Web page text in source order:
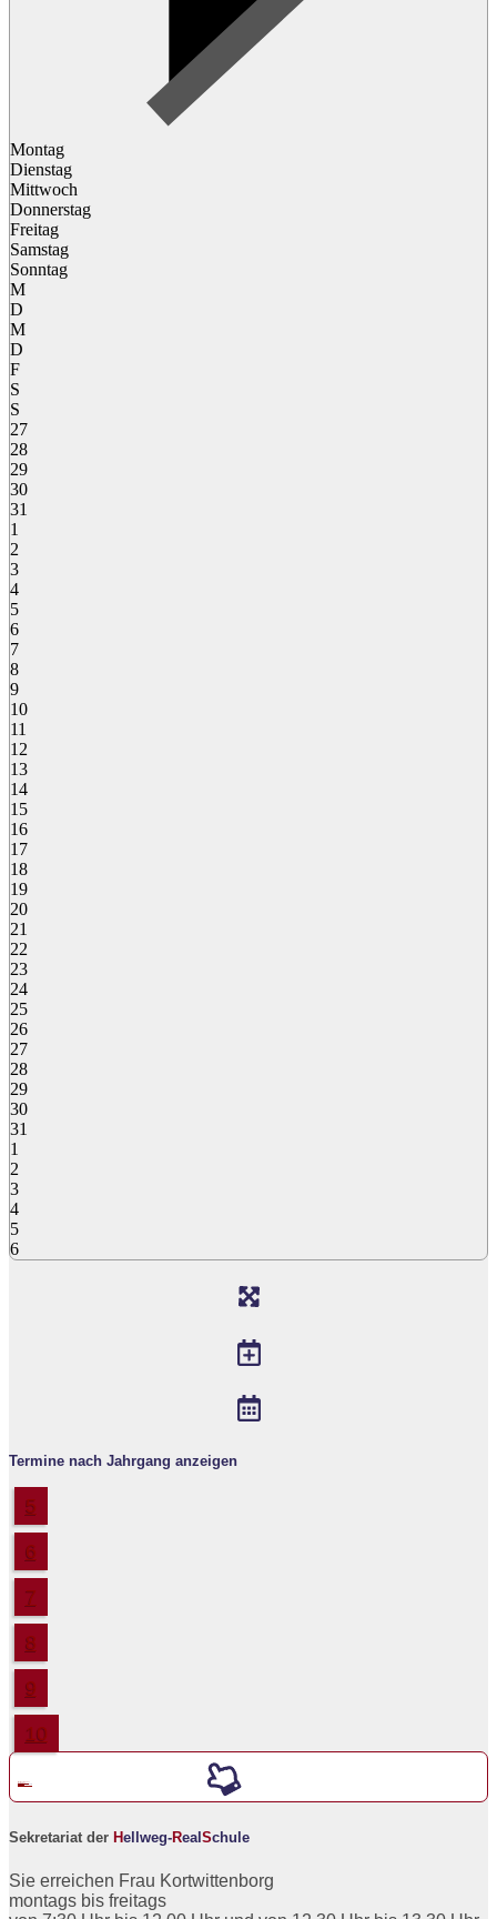
Montag
Dienstag
Mittwoch
Donnerstag
Freitag
Samstag
Sonntag
M
D
M
D
F
S
S
27
28
29
30
31
1
2
3
4
5
6
7
8
9
10
11
12
13
14
15
16
17
18
19
20
21
22
23
24
25
26
27
28
29
30
31
1
2
3
4
5
6
Termine nach Jahrgang anzeigen
5
6
7
8
9
10
Sekretariat der Hellweg-Real Schule
Sie erreichen Frau Kortwittenborg
montags bis freitags